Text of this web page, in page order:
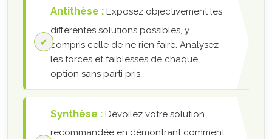
Antithèse : Exposez objectivement les
différentes solutions possibles, y
compris celle de ne rien faire. Analysez
les forces et faiblesses de chaque
option sans parti pris.
Synthèse : Dévoilez votre solution
recommandée en démontrant comment